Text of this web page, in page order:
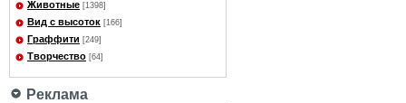
Животные [1398]
Вид с высоток [166]
Граффити [249]
Творчество [64]
Реклама